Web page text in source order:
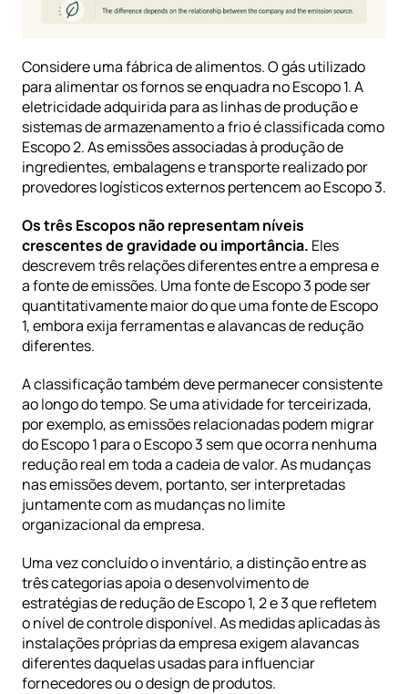
Considere uma fábrica de alimentos. O gás utilizado
para alimentar os fornos se enquadra no Escopo 1. A
eletricidade adquirida para as linhas de produção e
sistemas de armazenamento a frio é classificada como
Escopo 2. As emissões associadas à produção de
ingredientes, embalagens e transporte realizado por
provedores logísticos externos pertencem ao Escopo 3.
Os três Escopos não representam níveis
crescentes de gravidade ou importância. Eles
descrevem três relações diferentes entre a empresa e
a fonte de emissões. Uma fonte de Escopo 3 pode ser
quantitativamente maior do que uma fonte de Escopo
1, embora exija ferramentas e alavancas de redução
diferentes.
A classificação também deve permanecer consistente
ao longo do tempo. Se uma atividade for terceirizada,
por exemplo, as emissões relacionadas podem migrar
do Escopo 1 para o Escopo 3 sem que ocorra nenhuma
redução real em toda a cadeia de valor. As mudanças
nas emissões devem, portanto, ser interpretadas
juntamente com as mudanças no limite
organizacional da empresa.
Uma vez concluído o inventário, a distinção entre as
três categorias apoia o desenvolvimento de
estratégias de redução de Escopo 1, 2 e 3 que refletem
o nível de controle disponível. As medidas aplicadas às
instalações próprias da empresa exigem alavancas
diferentes daquelas usadas para influenciar
fornecedores ou o design de produtos.